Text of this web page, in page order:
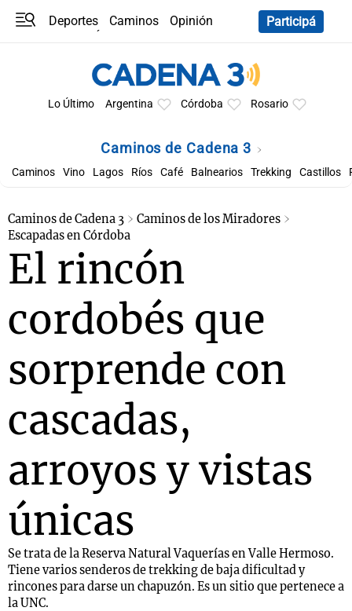
Deportes Caminos
Opinión
Participá
Lo Último Argentina Córdoba Rosario
Caminos de Cadena 3
Caminos Vino Lagos Ríos Café Balnearios Trekking Castillos
Caminos de Cadena 3
Caminos de los Miradores
Escapadas en Córdoba
El rincón
cordobés que
sorprende con
cascadas,
arroyos y vistas
únicas
Se trata de la Reserva Natural Vaquerías en Valle Hermoso.
Tiene varios senderos de trekking de baja dificultad y
rincones para darse un chapuzón. Es un sitio que pertenece a
la UNC.